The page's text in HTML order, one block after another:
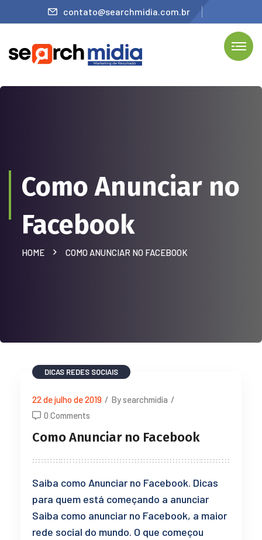
contato@searchmidia.com.br
Como Anunciar no
Facebook
HOME COMO ANUNCIAR NO FACEBOOK
DICAS REDES SOCIAIS
22 de julho de 2019 / By searchmidia /
0 Comments
Como Anunciar no Facebook
Saiba como Anunciar no Facebook. Dicas
para quem está começando a anunciar
Saiba como anunciar no Facebook, a maior
rede social do mundo. O que começou